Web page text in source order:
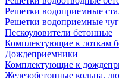
Решетки водоприемные
Решетки водоприемные
Пескоуловители бетонные
Комплектующие к лоткам
Дождеприемники
Комплектующие к
Железобетонные кольца,